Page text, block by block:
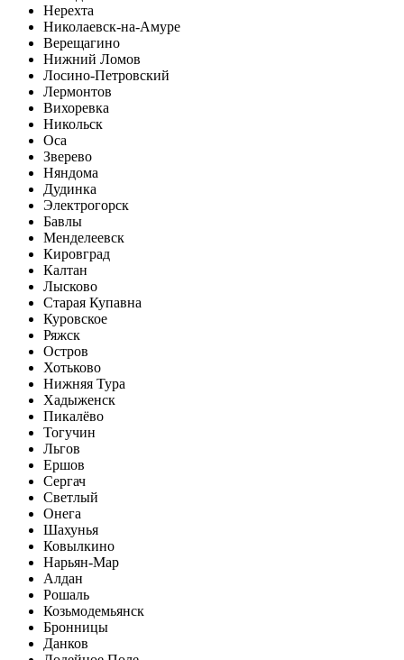
Нерехта
Николаевск-на-Амуре
Верещагино
Нижний Ломов
Лосино-Петровский
Лермонтов
Вихоревка
Никольск
Оса
Зверево
Няндома
Дудинка
Электрогорск
Бавлы
Менделеевск
Кировград
Калтан
Лысково
Старая Купавна
Куровское
Ряжск
Остров
Хотьково
Нижняя Тура
Хадыженск
Пикалёво
Тогучин
Льгов
Ершов
Сергач
Светлый
Онега
Шахунья
Ковылкино
Нарьян-Мар
Алдан
Рошаль
Козьмодемьянск
Бронницы
Данков